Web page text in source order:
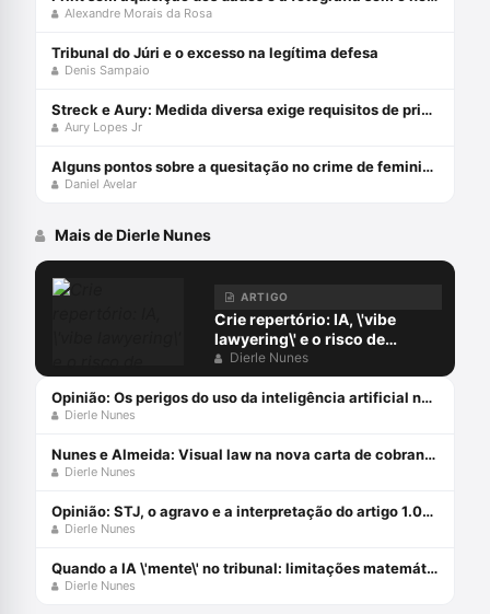
Alexandre Morais da Rosa
Tribunal do Júri e o excesso na legítima defesa
Denis Sampaio
Streck e Aury: Medida diversa exige requisitos de prisão!
Aury Lopes Jr
Alguns pontos sobre a quesitação no crime de feminicídio
Daniel Avelar
Mais de Dierle Nunes
ARTIGO
Crie repertório: IA, \'vibe
lawyering\' e o risco de
automatizar a imprudência
Dierle Nunes
Opinião: Os perigos do uso da inteligência artificial na advocacia
Dierle Nunes
Nunes e Almeida: Visual law na nova carta de cobrança da PGFN
Dierle Nunes
Opinião: STJ, o agravo e a interpretação do artigo 1.015 do CPC
Dierle Nunes
Quando a IA \'mente\' no tribunal: limitações matemáticas que ameaçam a Justiça
Dierle Nunes